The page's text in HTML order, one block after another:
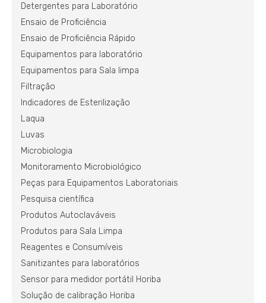
Detergentes para Laboratório
Ensaio de Proficiência
Ensaio de Proficiência Rápido
Equipamentos para laboratório
Equipamentos para Sala limpa
Filtração
Indicadores de Esterilização
Laqua
Luvas
Microbiologia
Monitoramento Microbiológico
Peças para Equipamentos Laboratoriais
Pesquisa científica
Produtos Autoclaváveis
Produtos para Sala Limpa
Reagentes e Consumíveis
Sanitizantes para laboratórios
Sensor para medidor portátil Horiba
Solução de calibração Horiba